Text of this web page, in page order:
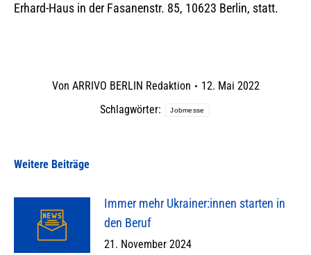
Erhard-Haus in der Fasanenstr. 85, 10623 Berlin, statt.
Von ARRIVO BERLIN Redaktion
12. Mai 2022
Schlagwörter:
Jobmesse
Weitere Beiträge
Immer mehr Ukrainer:innen starten in
den Beruf
21. November 2024